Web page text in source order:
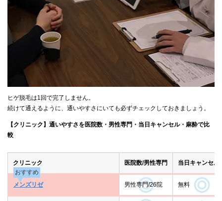
ヒゲ脱毛は1回で完了しません。
続けて通えるように、通いやすさにいても必ずチェックしておきましょう。
【クリニック】通いやすさを医院数・男性専門・当日キャンセル・麻酔で比
較
クリニック 医院数/男性専門
当日キャンセル
おすすめ
メンズリゼ
男性専門/26院 無料